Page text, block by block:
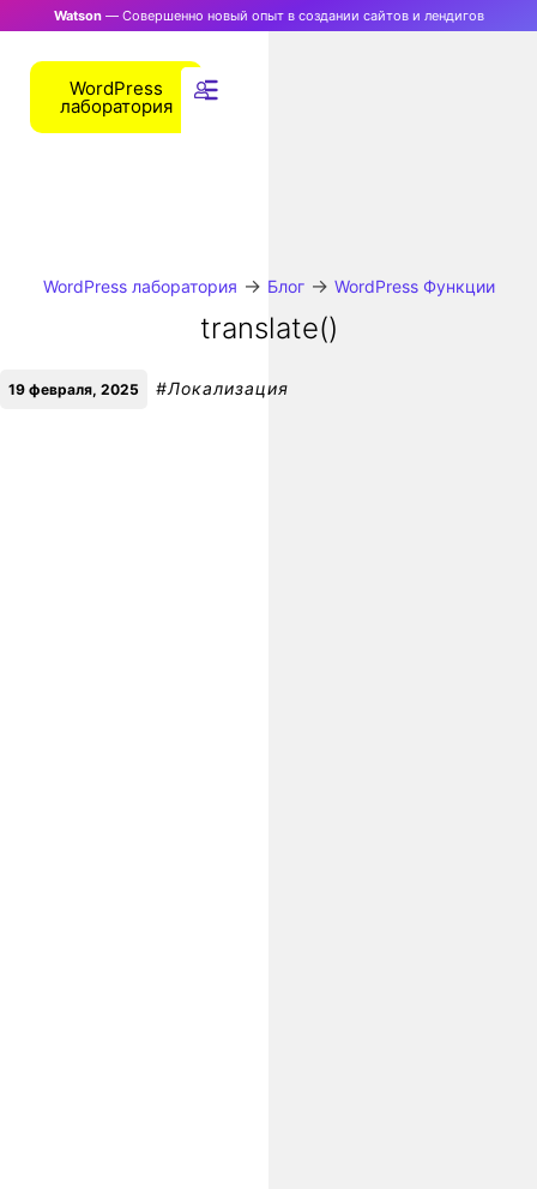
Watson— Совершенно новый опыт в создании сайтов и лендигов
WordPress
лаборатория
WordPress лаборатория → Блог→ WordPress Функции
translate()
19 февраля, 2025 #Локализация